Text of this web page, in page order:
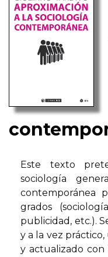
Este texto
sociología
contemporánea
grados
publicidad, etc.).
y a la vez
y actualizado con